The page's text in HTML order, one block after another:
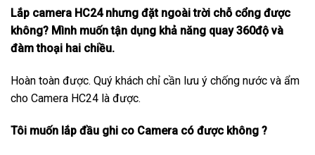
Lắp camera HC24 nhưng đặt ngoài trời chỗ cổng được
không? Mình muốn tận dụng khả năng quay 360độ và
đàm thoại hai chiều.
Hoàn toàn được. Quý khách chỉ cần lưu ý chống nước và ẩm
cho Camera HC24 là được.
Tôi muốn lắp đầu ghi co Camera có được không ?